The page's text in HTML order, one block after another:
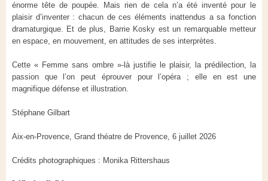
énorme tête de poupée. Mais rien de cela n’a été inventé pour le
plaisir d’inventer : chacun de ces éléments inattendus a sa fonction
dramaturgique. Et de plus, Barrie Kosky est un remarquable metteur
en espace, en mouvement, en attitudes de ses interprètes.
Cette « Femme sans ombre »-là justifie le plaisir, la prédilection, la
passion que l’on peut éprouver pour l’opéra ; elle en est une
magnifique défense et illustration.
Stéphane Gilbart
Aix-en-Provence, Grand théatre de Provence, 6 juillet 2026
Crédits photographiques : Monika Rittershaus